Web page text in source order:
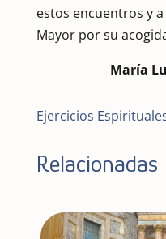
estos encuentros y
Mayor por su
María
Ejercicios
Relacionadas